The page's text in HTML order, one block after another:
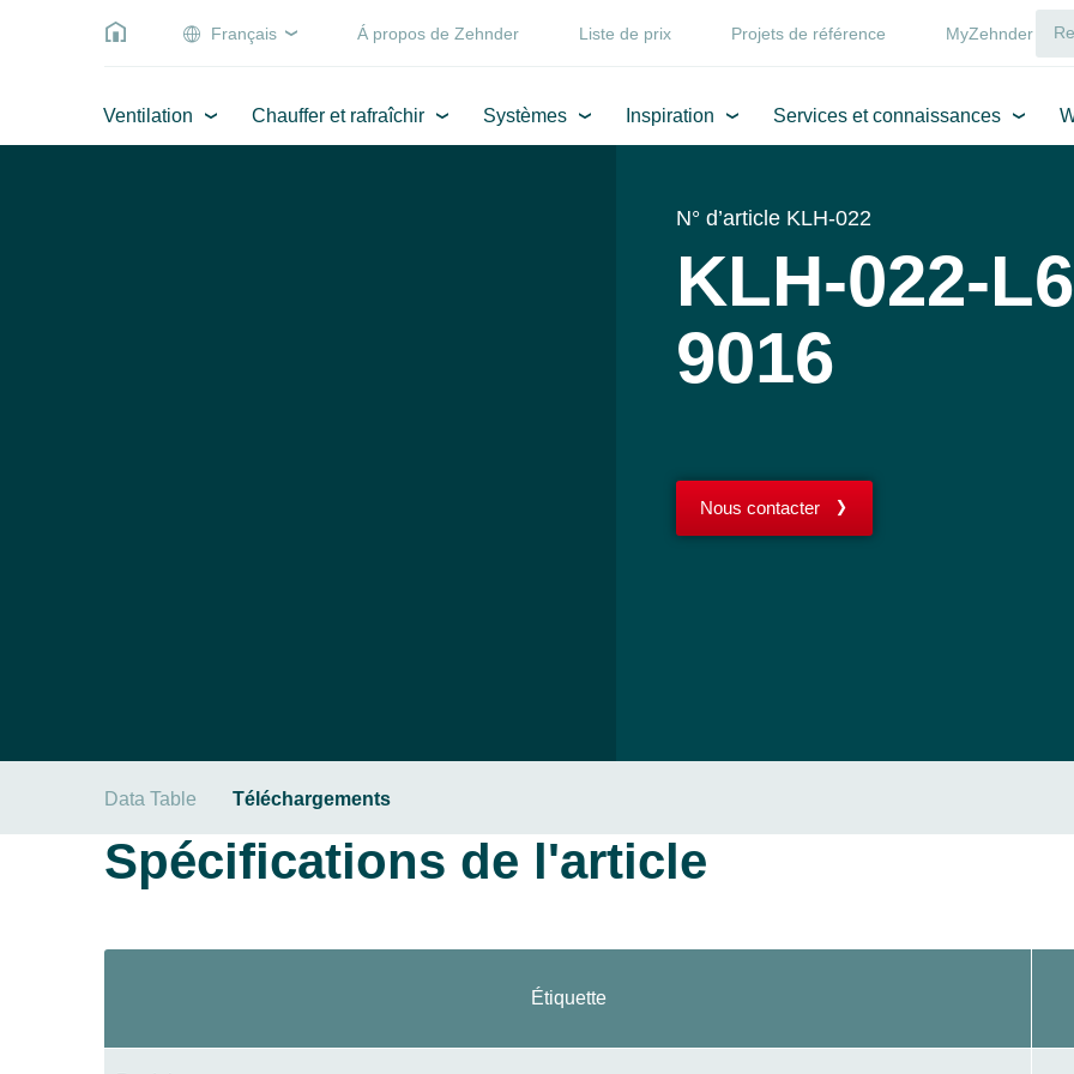
Français Á propos de Zehnder Liste de prix Projets de référence MyZehnder
Ventilation Chauffer et rafraîchir Systèmes Inspiration Services et connaissances
N° d’article KLH-022
KLH-022-
9016
Nous contacter
Data Table Téléchargements
Spécifications de l'article
Étiquette